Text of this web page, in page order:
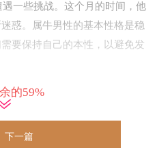
一些挑战。这个月的时间，他
惑。属牛男性的基本性格是稳
要保持自己的本性，以避免发
一个积极和进取的状态。这个
牛男性需要学会把握机会，不
的59%
下一篇